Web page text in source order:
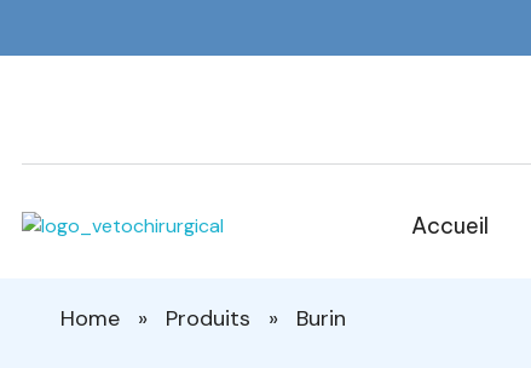
Accueil
Home » Produits » Burin